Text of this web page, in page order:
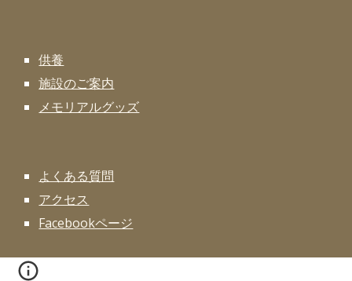
供養
施設のご案内
メモリアルグッズ
よくある質問
アクセス
Facebookページ